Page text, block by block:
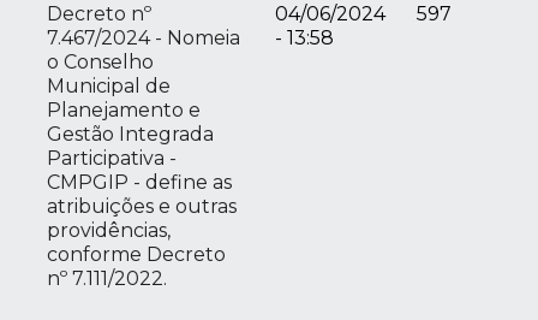
Decreto nº
7.467/2024 - Nomeia
o Conselho
Municipal de
Planejamento e
Gestão Integrada
Participativa -
CMPGIP - define as
atribuições e outras
providências,
conforme Decreto
nº 7.111/2022.
04/06/2024
- 13:58
597